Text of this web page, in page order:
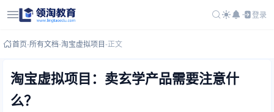
登录
首页-所有文档-淘宝虚拟项目-正文
淘宝虚拟项目：卖玄学产品需要注意什
么？